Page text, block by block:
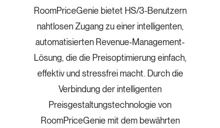
RoomPriceGenie bietet HS/3-Benutzern
nahtlosen Zugang zu einer intelligenten,
automatisierten Revenue-Management-
Lösung, die die Preisoptimierung einfach,
effektiv und stressfrei macht. Durch die
Verbindung der intelligenten
Preisgestaltungstechnologie von
RoomPriceGenie mit dem bewährten